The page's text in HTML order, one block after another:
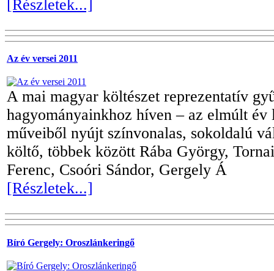
[Részletek...]
Az év versei 2011
A mai magyar költészet reprezentatív
hagyományainkhoz híven – az elmúlt
műveiből nyújt színvonalas, sokoldalú
költő, többek között Rába György,
Ferenc, Csoóri Sándor, Gergely Á
[Részletek...]
Bíró Gergely: Oroszlánkeringő